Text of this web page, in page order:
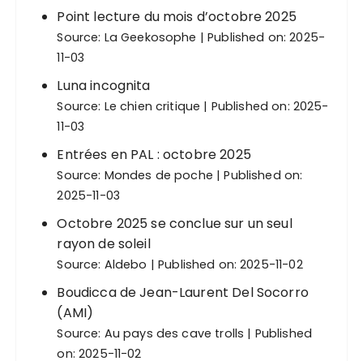
Point lecture du mois d’octobre 2025
Source: La Geekosophe
Published on: 2025-
11-03
Luna incognita
Source: Le chien critique
Published on: 2025-
11-03
Entrées en PAL : octobre 2025
Source: Mondes de poche
Published on:
2025-11-03
Octobre 2025 se conclue sur un seul
rayon de soleil
Source: Aldebo Published on: 2025-11-02
Boudicca de Jean-Laurent Del Socorro
(AMI)
Source: Au pays des cave trolls
Published
on: 2025-11-02